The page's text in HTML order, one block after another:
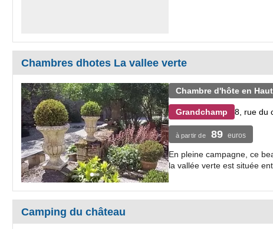
Chambres dhotes La vallee verte
Chambre d'hôte en
Grandchamp 8, rue du
à partir de 89 euros
En pleine campagne, ce
la vallée verte est située
Camping du château